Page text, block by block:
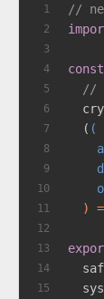
1
2
3
4
5
6
7
8
9
10
11
12
13
14
15
//
const
//
  (
(
)